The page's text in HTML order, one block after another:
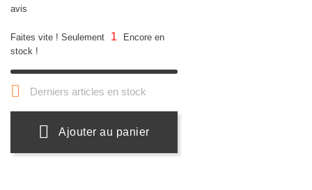
avis
Faites vite ! Seulement 1
Encore en
stock !
 Derniers articles en stock
Ajouter au panier